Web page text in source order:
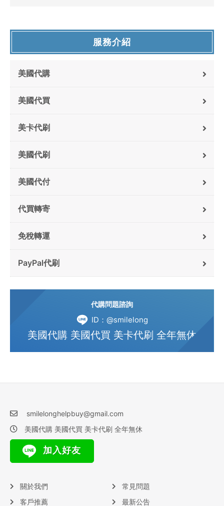
服務介紹
美國代購
美國代買
美卡代刷
美國代刷
美國代付
代買轉寄
免稅轉運
PayPal代刷
代購問題諮詢
ID：@smilelong
美國代購 美國代買 美卡代刷 全年無休
smilelonghelpbuy@gmail.com
美國代購 美國代買 美卡代刷 全年無休
加入好友
關於我們
客戶推薦
常見問題
最新公告